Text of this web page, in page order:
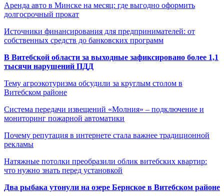
Аренда авто в Минске на месяц: где выгодно оформить
долгосрочный прокат
Источники финансирования для предпринимателей: от
собственных средств до банковских программ
В Витебской области за выходные зафиксировано более 1,1
тысячи нарушений ПДД
Тему агроэкотуризма обсудили за круглым столом в
Витебском районе
Система передачи извещений «Молния» – подключение и
мониторинг пожарной автоматики
Почему репутация в интернете стала важнее традиционной
рекламы
Натяжные потолки преобразили облик витебских квартир:
что нужно знать перед установкой
Два рыбака утонули на озере Бернское в Витебском районе